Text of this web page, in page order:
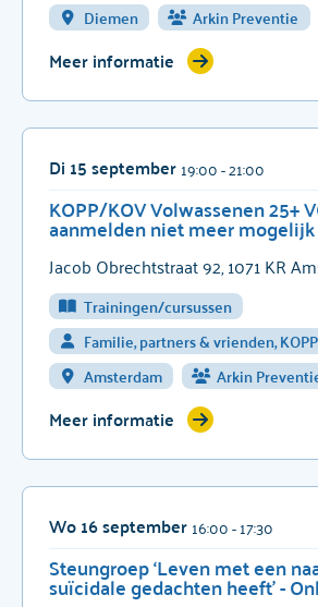
Diemen
Arkin Preventie
Meer informatie
Di 15 september 19:00- 21:00
KOPP/KOV Volwassenen 25+
aanmelden niet meer mogelijk
Jacob Obrechtstraat 92, 1071 KR
Trainingen/cursussen
Familie, partners & vrienden,
Amsterdam
Arkin
Meer informatie
Wo 16 september 16:00- 17:30
Steungroep ‘Leven met een
suïcidale gedachten heeft’ -